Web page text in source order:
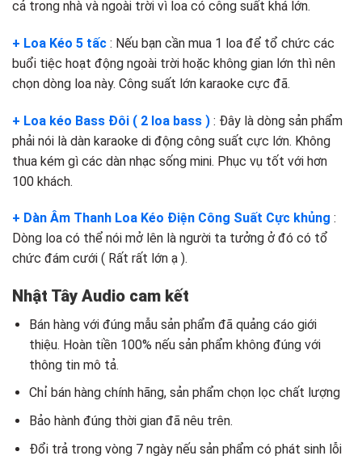
cả trong nhà và ngoài trời vì loa có công suất khá lớn.
+ Loa Kéo 5 tấc : Nếu bạn cần mua 1 loa để tổ chức các
buổi tiệc hoạt động ngoài trời hoặc không gian lớn thì nên
chọn dòng loa này. Công suất lớn karaoke cực đã.
+ Loa kéo Bass Đôi ( 2 loa bass ) : Đây là dòng sản phẩm
phải nói là dàn karaoke di động công suất cực lớn. Không
thua kém gì các dàn nhạc sống mini. Phục vụ tốt với hơn
100 khách.
+ Dàn Âm Thanh Loa Kéo Điện Công Suất Cực khủng :
Dòng loa có thể nói mở lên là người ta tưởng ở đó có tổ
chức đám cưới ( Rất rất lớn ạ ).
Nhật Tây Audio cam kết
Bán hàng với đúng mẫu sản phẩm đã quảng cáo giới
thiệu. Hoàn tiền 100% nếu sản phẩm không đúng với
thông tin mô tả.
Chỉ bán hàng chính hãng, sản phẩm chọn lọc chất lượng
Bảo hành đúng thời gian đã nêu trên.
Đổi trả trong vòng 7 ngày nếu sản phẩm có phát sinh lỗi